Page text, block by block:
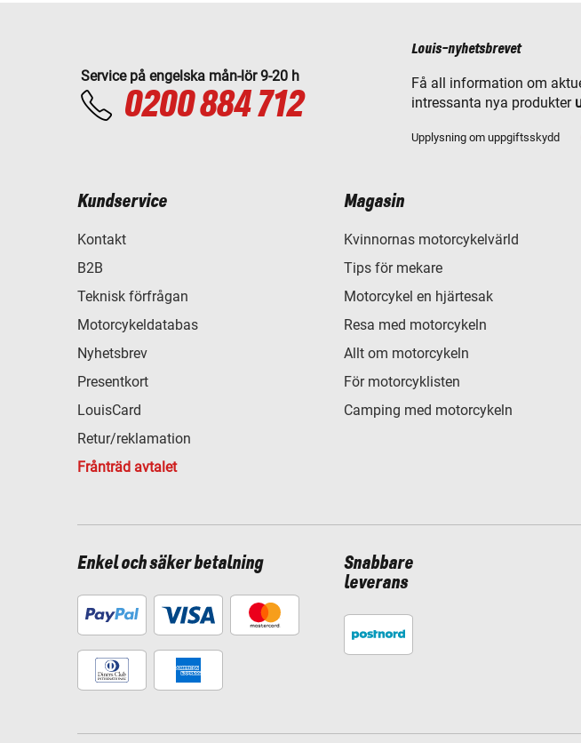
Service på engelska mån-lör 9-20 h
0200 884 712
Louis-nyhetsbrevet
Få all information om
intressanta nya produkter
Upplysning om uppgiftsskydd
Kundservice
Kontakt
B2B
Teknisk förfrågan
Motorcykeldatabas
Nyhetsbrev
Presentkort
LouisCard
Retur/reklamation
Frånträd avtalet
Magasin
Kvinnornas motorcykelvärld
Tips för mekare
Motorcykel en hjärtesak
Resa med motorcykeln
Allt om motorcykeln
För motorcyklisten
Camping med motorcykeln
Enkel och säker betalning
Snabbare
leverans